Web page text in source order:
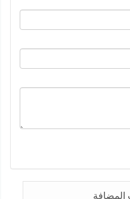
المضافة